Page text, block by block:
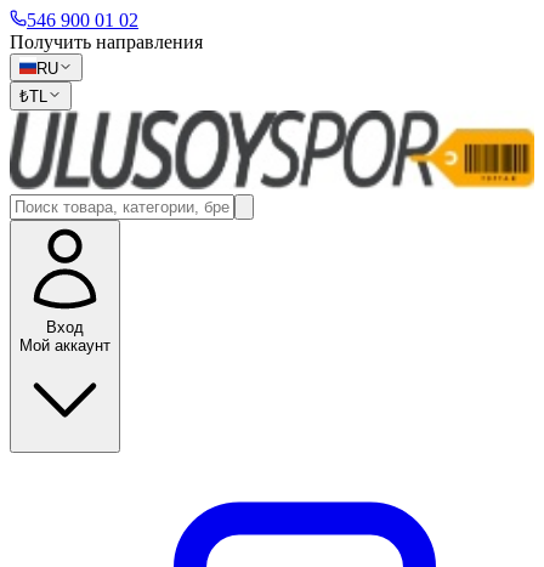
546 900 01 02
Получить направления
RU
₺TL
Вход
Мой аккаунт